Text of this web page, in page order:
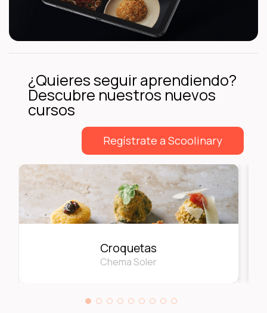
¿Quieres seguir aprendiendo?
Descubre nuestros nuevos
cursos
Regístrate a Scoolinary
Croquetas
Chema Soler